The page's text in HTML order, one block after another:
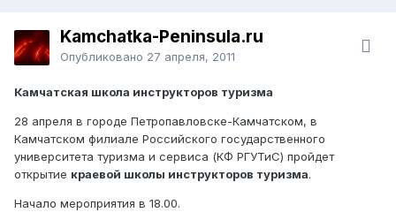
Kamchatka-Peninsula.ru
Опубликовано 27 апреля, 2011
Камчатская школа инструкторов туризма
28 апреля в городе Петропавловске-Камчатском, в
Камчатском филиале Российского государственного
университета туризма и сервиса (КФ РГУТиС) пройдет
открытие краевой школы инструкторов туризма.
Начало мероприятия в 18.00.